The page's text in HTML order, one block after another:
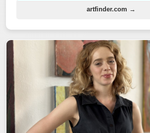
artfinder.com →